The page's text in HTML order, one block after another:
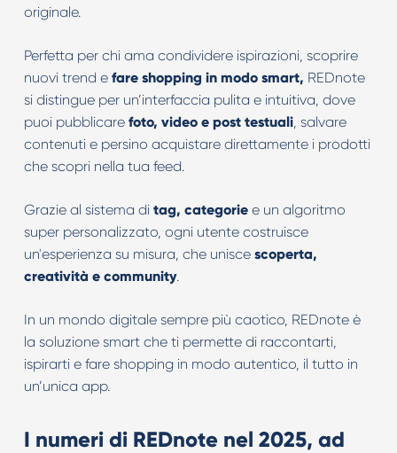
originale.
Perfetta per chi ama condividere ispirazioni, scoprire
nuovi trend e fare shopping in modo smart, REDnote
si distingue per un’interfaccia pulita e intuitiva, dove
puoi pubblicare foto, video e post testuali, salvare
contenuti e persino acquistare direttamente i prodotti
che scopri nella tua feed.
Grazie al sistema di tag, categoriee un algoritmo
super personalizzato, ogni utente costruisce
un'esperienza su misura, che unisce scoperta,
creatività e community.
In un mondo digitale sempre più caotico, REDnote è
la soluzione smart che ti permette di raccontarti,
ispirarti e fare shopping in modo autentico, il tutto in
un’unica app.
I numeri di REDnote nel 2025, ad